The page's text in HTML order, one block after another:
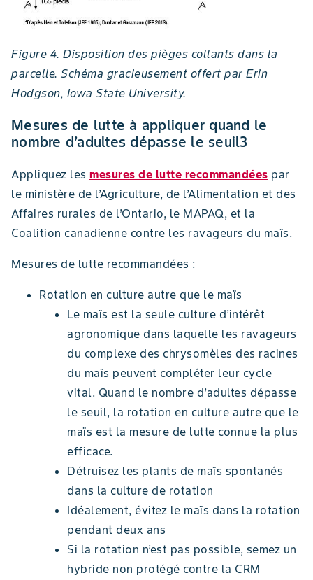
Figure 4. Disposition des pièges collants dans la
parcelle. Schéma gracieusement offert par Erin
Hodgson, Iowa State University.
Mesures de lutte à appliquer quand le
nombre d’adultes dépasse le seuil3
Appliquez les mesures de lutte recommandées par
le ministère de l’Agriculture, de l’Alimentation et des
Affaires rurales de l’Ontario, le MAPAQ, et la
Coalition canadienne contre les ravageurs du maïs.
Mesures de lutte recommandées :
Rotation en culture autre que le maïs
Le maïs est la seule culture d’intérêt
agronomique dans laquelle les ravageurs
du complexe des chrysomèles des racines
du maïs peuvent compléter leur cycle
vital. Quand le nombre d’adultes dépasse
le seuil, la rotation en culture autre que le
maïs est la mesure de lutte connue la plus
efficace.
Détruisez les plants de maïs spontanés
dans la culture de rotation
Idéalement, évitez le maïs dans la rotation
pendant deux ans
Si la rotation n’est pas possible, semez un
hybride non protégé contre la CRM